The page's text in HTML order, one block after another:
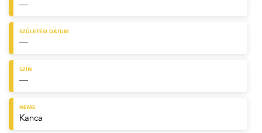
—
SZÜLETÉSI DÁTUM
—
SZÍN
—
NEME
Kanca